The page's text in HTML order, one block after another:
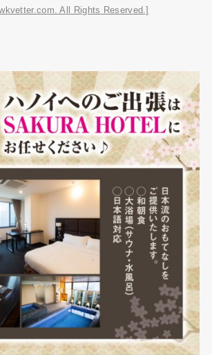
All Rights Reserved.]